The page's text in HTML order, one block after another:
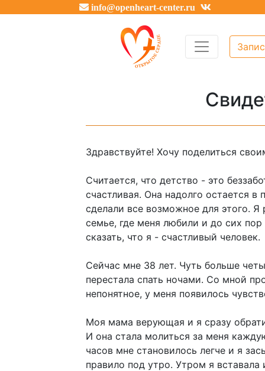
info@openheart-center.ru
Здравствуйте! Хочу поделиться
Считается, что детство - это
счастливая. Она надолго остается
сделали все возможное для этого. Я
семье, где меня любили и до сих
сказать, что я - счастливый человек.
Сейчас мне 38 лет. Чуть больше
перестала спать ночами. Со мной
непонятное, у меня появилось
Моя мама верующая и я сразу
И она стала молиться за меня
часов мне становилось легче и я
правило под утро. Утром я